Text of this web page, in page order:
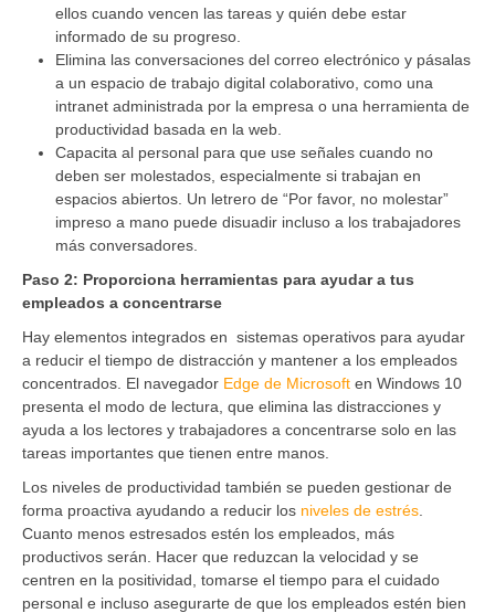
ellos cuando vencen las tareas y quién debe estar
informado de su progreso.
Elimina las conversaciones del correo electrónico y pásalas
a un espacio de trabajo digital colaborativo, como una
intranet administrada por la empresa o una herramienta de
productividad basada en la web.
Capacita al personal para que use señales cuando no
deben ser molestados, especialmente si trabajan en
espacios abiertos. Un letrero de “Por favor, no molestar”
impreso a mano puede disuadir incluso a los trabajadores
más conversadores.
Paso 2: Proporciona herramientas para ayudar a tus
empleados a concentrarse
Hay elementos integrados en sistemas operativos para ayudar
a reducir el tiempo de distracción y mantener a los empleados
concentrados. El navegador Edge de Microsoft en Windows 10
presenta el modo de lectura, que elimina las distracciones y
ayuda a los lectores y trabajadores a concentrarse solo en las
tareas importantes que tienen entre manos.
Los niveles de productividad también se pueden gestionar de
forma proactiva ayudando a reducir los niveles de estrés
Cuanto menos estresados estén los empleados, más
productivos serán. Hacer que reduzcan la velocidad y se
centren en la positividad, tomarse el tiempo para el cuidado
personal e incluso asegurarte de que los empleados estén bien